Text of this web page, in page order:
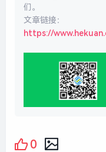
们。
文章链接：
https://
0